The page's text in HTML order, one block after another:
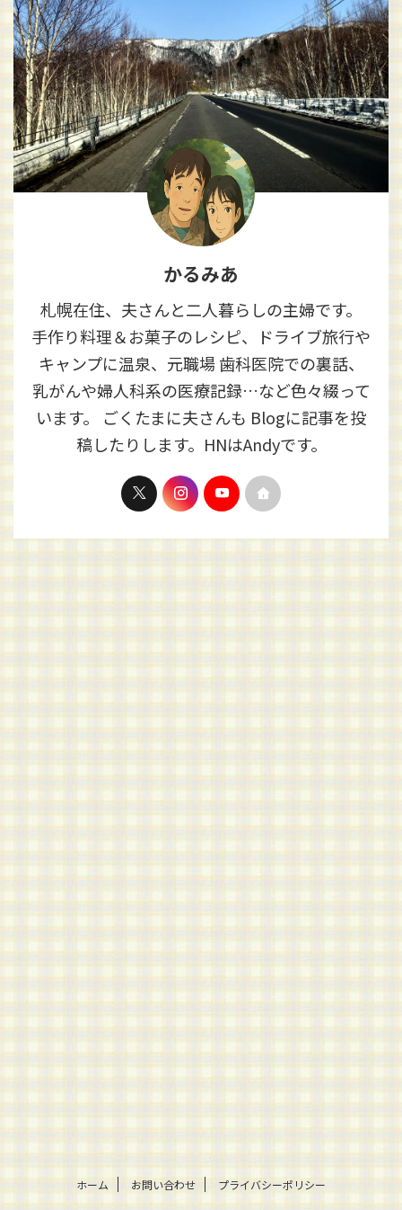
かるみあ
札幌在住、夫さんと二人暮らしの主婦です。
手作り料理＆お菓子のレシピ、ドライブ旅行や
キャンプに温泉、元職場 歯科医院での裏話、
乳がんや婦人科系の医療記録…など色々綴って
います。 ごくたまに夫さんも Blogに記事を投
稿したりします。HNはAndyです。
ホーム お問い合わせ プライバシーポリシー